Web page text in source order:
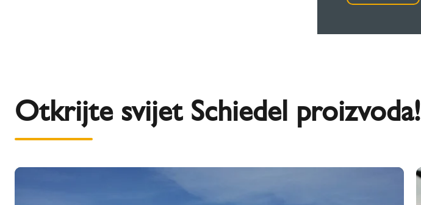
Otkrijte svijet Schiedel proizvoda!